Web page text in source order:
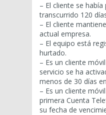
– El cliente se
transcurrido 120
– El cliente
actual empresa.
– El equipo está
hurtado.
– Es un cliente
servicio se ha
menos de 30 días
– Es un cliente
primera Cuenta
su fecha de